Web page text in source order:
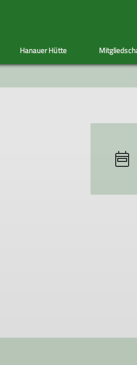
Artikel
Sektionstermine
Hanauer Hütte
Adressänderung